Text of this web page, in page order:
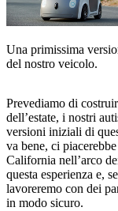
Una primissima
del nostro veicolo.
Prevediamo di
dell’estate, i nostri
versioni iniziali di
va bene, ci
California nell’arco
questa esperienza e,
lavoreremo con dei
in modo sicuro.